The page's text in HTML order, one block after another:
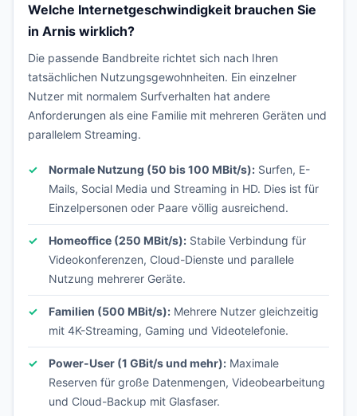
Welche Internetgeschwindigkeit brauchen Sie
in Arnis wirklich?
Die passende Bandbreite richtet sich nach Ihren
tatsächlichen Nutzungsgewohnheiten. Ein einzelner
Nutzer mit normalem Surfverhalten hat andere
Anforderungen als eine Familie mit mehreren Geräten und
parallelem Streaming.
Normale Nutzung (50 bis 100 MBit/s): Surfen, E-
Mails, Social Media und Streaming in HD. Dies ist für
Einzelpersonen oder Paare völlig ausreichend.
Homeoffice (250 MBit/s): Stabile Verbindung für
Videokonferenzen, Cloud-Dienste und parallele
Nutzung mehrerer Geräte.
Familien (500 MBit/s): Mehrere Nutzer gleichzeitig
mit 4K-Streaming, Gaming und Videotelefonie.
Power-User (1 GBit/s und mehr): Maximale
Reserven für große Datenmengen, Videobearbeitung
und Cloud-Backup mit Glasfaser.